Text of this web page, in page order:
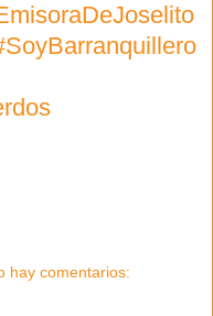
hay comentarios: